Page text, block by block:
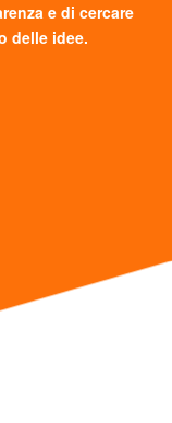
e di cercare
delle idee.